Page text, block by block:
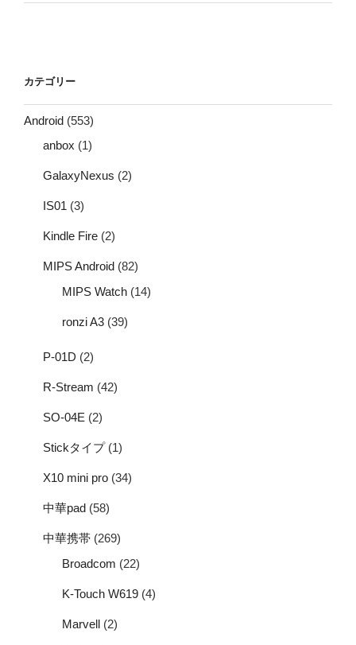
カテゴリー
Android (553)
anbox (1)
GalaxyNexus (2)
IS01 (3)
Kindle Fire (2)
MIPS Android (82)
MIPS Watch (14)
ronzi A3 (39)
P-01D (2)
R-Stream (42)
SO-04E (2)
Stickタイプ(1)
X10 mini pro (34)
中華pad (58)
中華携帯 (269)
Broadcom (22)
K-Touch W619 (4)
Marvell (2)